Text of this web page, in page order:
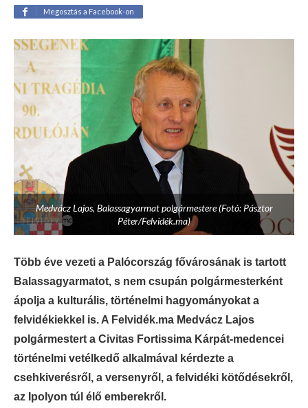
Megosztás a Facebook-on
Medvácz Lajos, Balassagyarmat polgármestere (Fotó: Pásztor
Péter/Felvidék.ma)
Több éve vezeti a Palócország fővárosának is tartott
Balassagyarmatot, s nem csupán polgármesterként
ápolja a kulturális, történelmi hagyományokat a
felvidékiekkel is. A Felvidék.ma Medvácz Lajos
polgármestert a Civitas Fortissima Kárpát-medencei
történelmi vetélkedő alkalmával kérdezte a
csehkiverésről, a versenyről, a felvidéki kötődésekről,
az Ipolyon túl élő emberekről.